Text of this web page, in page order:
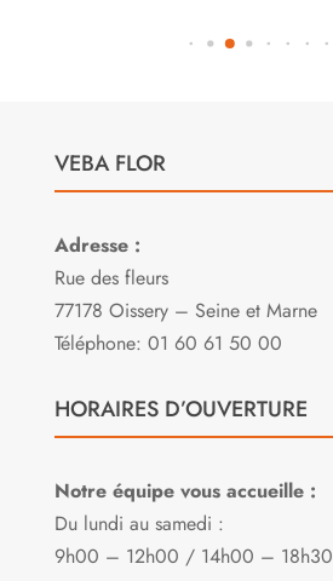
VEBA FLOR
Adresse :
Rue des fleurs
77178 Oissery – Seine et Marne
Téléphone: 01 60 61 50 00
HORAIRES D’OUVERTURE
Notre équipe vous accueille :
Du lundi au samedi :
9h00 – 12h00 / 14h00 – 18h30